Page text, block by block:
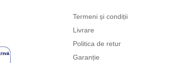
Termeni și condiții
Livrare
Politica de retur
Garanție